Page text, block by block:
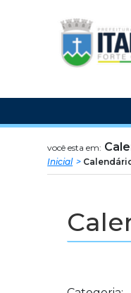
Prefeitura
você esta em:
Inicial